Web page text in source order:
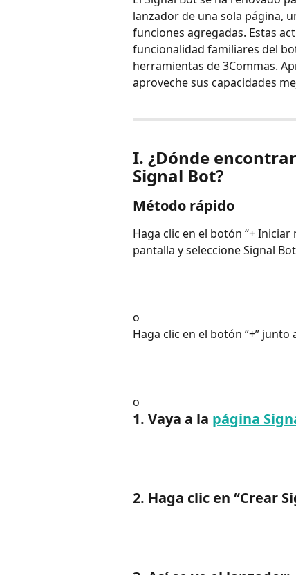
lanzador de una sola página,
funciones agregadas. Estas
funcionalidad familiares del
herramientas de 3Commas.
aproveche sus capacidades
I. ¿Dónde
Signal Bot?
Método rápido
Haga clic en el botón “+
pantalla y seleccione Signal
o
Haga clic en el botón “+”
o
1. Vaya a la página
2. Haga clic en “Crear